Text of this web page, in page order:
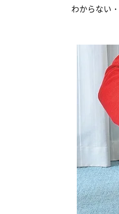
わからない